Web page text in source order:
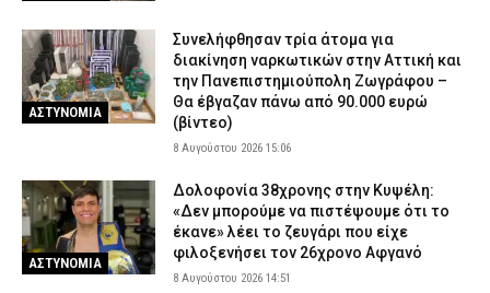
ΑΣΤΥΝΟΜΙΑ
Συνελήφθησαν τρία άτομα για
διακίνηση ναρκωτικών στην Αττική και
την Πανεπιστημιούπολη Ζωγράφου –
Θα έβγαζαν πάνω από 90.000 ευρώ
(βίντεο)
8 Αυγούστου 2026 15:06
ΑΣΤΥΝΟΜΙΑ
Δολοφονία 38χρονης στην Κυψέλη:
«Δεν μπορούμε να πιστέψουμε ότι το
έκανε» λέει το ζευγάρι που είχε
φιλοξενήσει τον 26χρονο Αφγανό
8 Αυγούστου 2026 14:51